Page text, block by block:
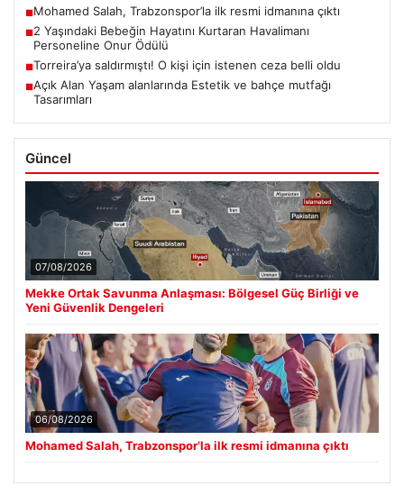
■Mohamed Salah, Trabzonspor’la ilk resmi idmanına çıktı
■2 Yaşındaki Bebeğin Hayatını Kurtaran Havalimanı
Personeline Onur Ödülü
■Torreira’ya saldırmıştı! O kişi için istenen ceza belli oldu
■Açık Alan Yaşam alanlarında Estetik ve bahçe mutfağı
Tasarımları
Güncel
07/08/2026
Mekke Ortak Savunma Anlaşması: Bölgesel Güç Birliği ve
Yeni Güvenlik Dengeleri
06/08/2026
Mohamed Salah, Trabzonspor’la ilk resmi idmanına çıktı